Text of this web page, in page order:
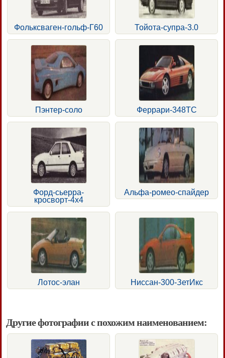
Фольксваген-гольф-Г60 Тойота-супра-3.0
Пэнтер-соло Феррари-348ТС
Форд-сьерра-
кросворт-4х4
Альфа-ромео-спайдер
Лотос-элан Ниссан-300-ЗетИкс
Другие фотографии с похожим наименованием: